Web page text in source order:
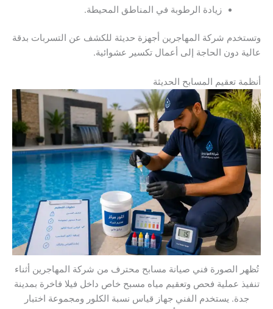
زيادة الرطوبة في المناطق المحيطة.
وتستخدم شركة المهاجرين أجهزة حديثة للكشف عن التسربات بدقة
عالية دون الحاجة إلى أعمال تكسير عشوائية.
أنظمة تعقيم المسابح الحديثة
تُظهر الصورة فني صيانة مسابح محترف من شركة المهاجرين أثناء
تنفيذ عملية فحص وتعقيم مياه مسبح خاص داخل فيلا فاخرة بمدينة
جدة. يستخدم الفني جهاز قياس نسبة الكلور ومجموعة اختبار